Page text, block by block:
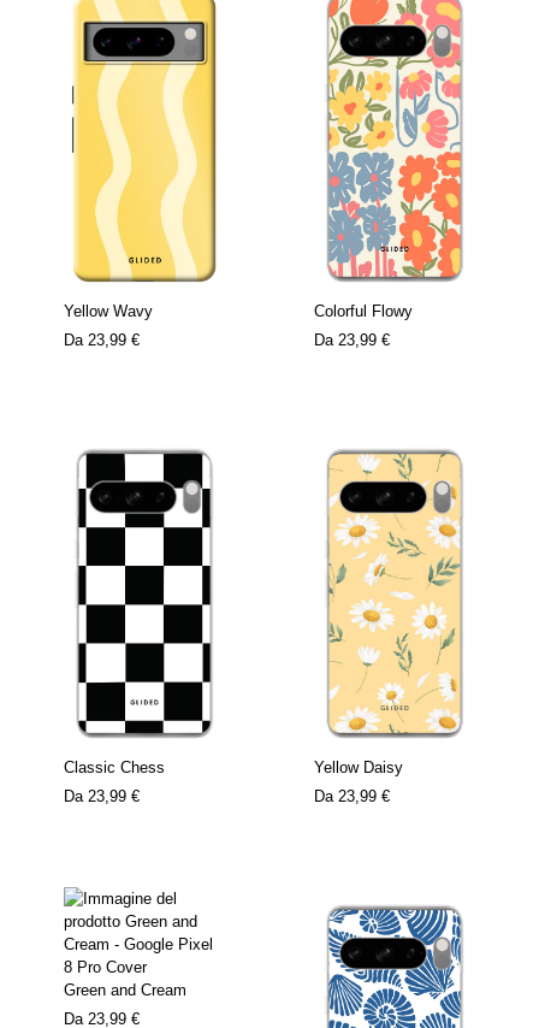
Yellow Wavy
Da 23,99 €
Colorful Flowy
Da 23,99 €
Classic Chess
Da 23,99 €
Yellow Daisy
Da 23,99 €
Green and Cream
Da 23,99 €